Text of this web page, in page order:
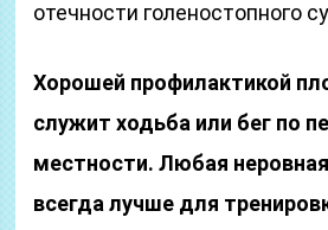
отечности голеностопного
Хорошей профилактикой
служит ходьба или бег по
местности. Любая
всегда лучше для